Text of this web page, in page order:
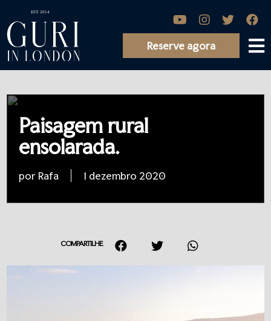
Reserve agora
Paisagem rural
ensolarada.
por Rafa 1 dezembro 2020
COMPARTILHE